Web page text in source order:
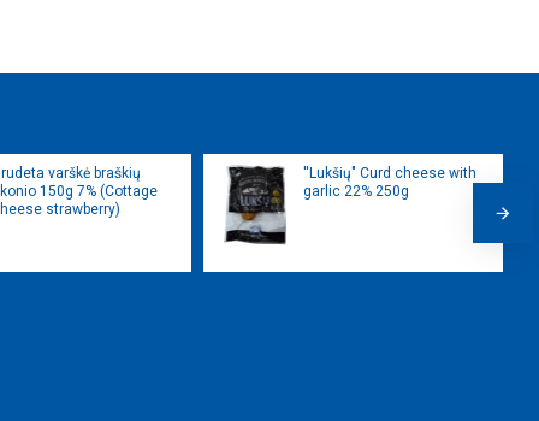
varškė braškių
150g 7% (Cottage
strawberry)
''Lukšių" Curd cheese with
garlic 22% 250g